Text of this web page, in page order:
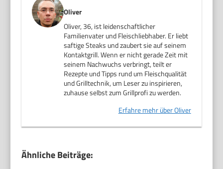
Oliver
Oliver, 36, ist leidenschaftlicher
Familienvater und Fleischliebhaber. Er liebt
saftige Steaks und zaubert sie auf seinem
Kontaktgrill. Wenn er nicht gerade Zeit mit
seinem Nachwuchs verbringt, teilt er
Rezepte und Tipps rund um Fleischqualität
und Grilltechnik, um Leser zu inspirieren,
zuhause selbst zum Grillprofi zu werden.
Erfahre mehr über Oliver
Ähnliche Beiträge: